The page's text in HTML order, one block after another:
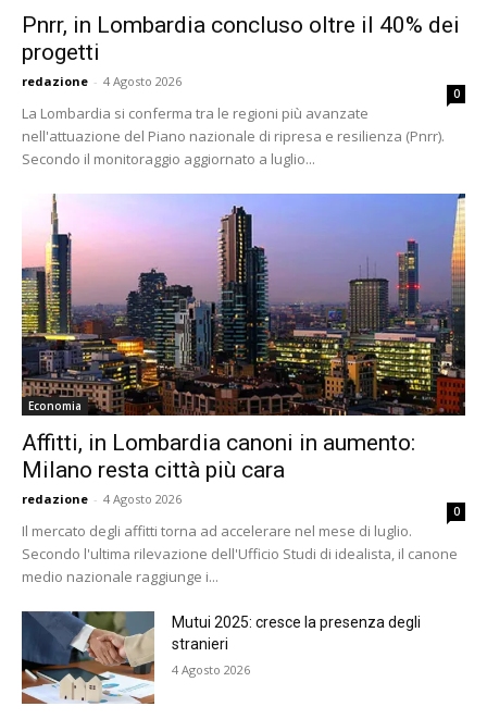
Pnrr, in Lombardia concluso oltre il 40% dei
progetti
redazione - 4 Agosto 2026
0
La Lombardia si conferma tra le regioni più avanzate
nell'attuazione del Piano nazionale di ripresa e resilienza (Pnrr).
Secondo il monitoraggio aggiornato a luglio...
Economia
Affitti, in Lombardia canoni in aumento:
Milano resta città più cara
redazione - 4 Agosto 2026
0
Il mercato degli affitti torna ad accelerare nel mese di luglio.
Secondo l'ultima rilevazione dell'Ufficio Studi di idealista, il canone
medio nazionale raggiunge i...
Mutui 2025: cresce la presenza degli
stranieri
4 Agosto 2026